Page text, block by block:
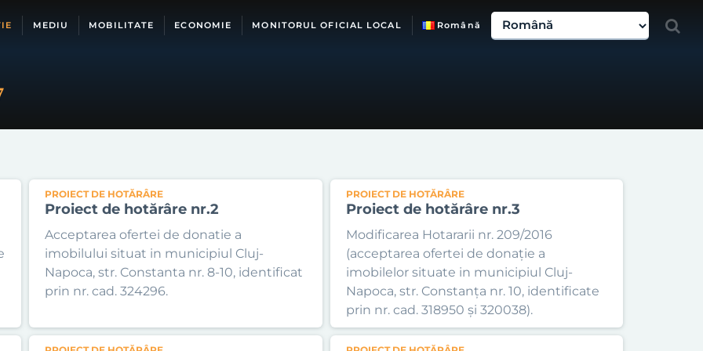
MEDIU MOBILITATE ECONOMIE MONITORUL OFICIAL LOCAL Română
PROIECT DE HOTĂRÂRE
Proiect de hotărâre nr.2
Acceptarea ofertei de donatie a
imobilului situat in municipiul Cluj-
Napoca, str. Constanta nr. 8-10, identificat
prin nr. cad. 324296.
PROIECT DE HOTĂRÂRE
Proiect de hotărâre nr.3
Modificarea Hotararii nr. 209/2016
(acceptarea ofertei de donaţie a
imobilelor situate in municipiul Cluj-
Napoca, str. Constanţa nr. 10, identificate
prin nr. cad. 318950 şi 320038).